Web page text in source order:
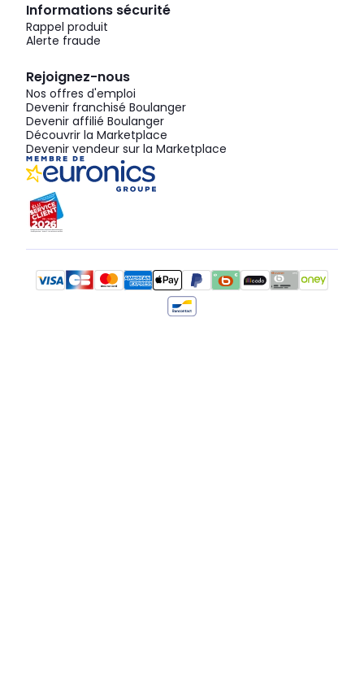
Informations sécurité
Rappel produit
Alerte fraude
Rejoignez-nous
Nos offres d'emploi
Devenir franchisé Boulanger
Devenir affilié Boulanger
Découvrir la Marketplace
Devenir vendeur sur la Marketplace